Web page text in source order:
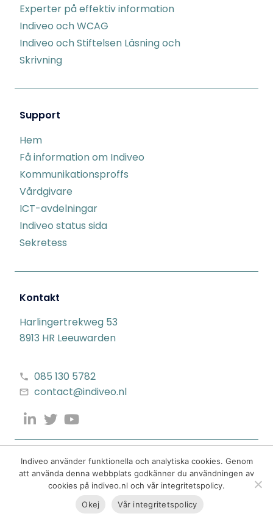
Experter på effektiv information
Indiveo och WCAG
Indiveo och Stiftelsen Läsning och
Skrivning
Support
Hem
Få information om Indiveo
Kommunikationsproffs
Vårdgivare
ICT-avdelningar
Indiveo status sida
Sekretess
Kontakt
Harlingertrekweg 53
8913 HR Leeuwarden
085 130 5782
contact@indiveo.nl
Indiveo använder funktionella och analytiska cookies. Genom
att använda denna webbplats godkänner du användningen av
cookies på indiveo.nl och vår integritetspolicy.
Okej
Vår integritetspolicy